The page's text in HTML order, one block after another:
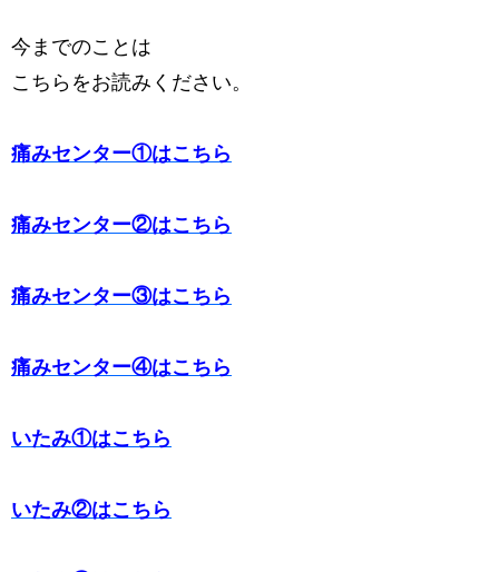
今までのことは
こちらをお読みください。
痛みセンター①はこちら
痛みセンター②はこちら
痛みセンター③はこちら
痛みセンター④はこちら
いたみ①はこちら
いたみ②はこちら